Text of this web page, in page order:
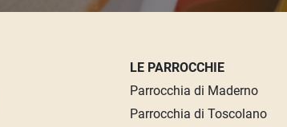
LE PARROCCHIE
Parrocchia di Maderno
Parrocchia di Toscolano